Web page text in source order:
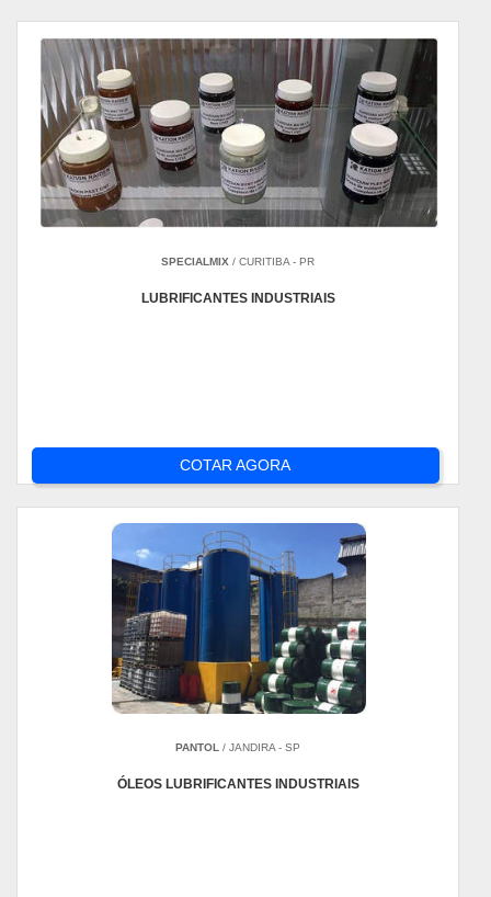
SPECIALMIX / CURITIBA - PR
LUBRIFICANTES INDUSTRIAIS
COTAR AGORA
PANTOL / JANDIRA - SP
ÓLEOS LUBRIFICANTES INDUSTRIAIS